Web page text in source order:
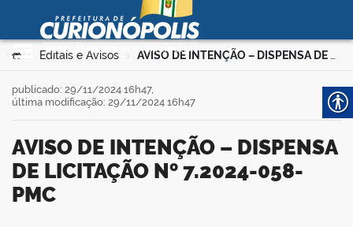
Ir para o conteúdo
Prefeitura Municipal de
Curionópolis
Você está aqui:
Editais e Avisos > AVISO DE INTENÇÃO – DISPENSA DE LICITAÇÃO Nº 7.2024-058-PMC
AVISO DE INTENÇÃO – DISPENSA
DE LICITAÇÃO Nº 7.2024-058-
PMC
publicado: 29/11/2024 16h47,
última modificação: 29/11/2024 16h47